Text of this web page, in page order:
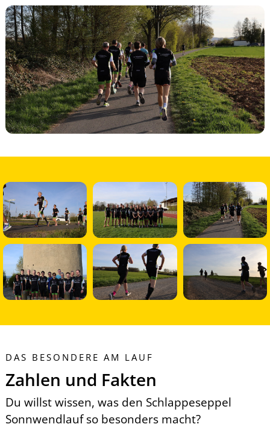
DAS BESONDERE AM LAUF
Zahlen und Fakten
Du willst wissen, was den Schlappeseppel
Sonnwendlauf so besonders macht?